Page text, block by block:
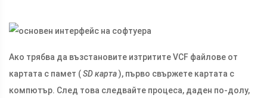
Ако трябва да възстановите изтритите VCF файлове от
картата с памет (SD карта), първо свържете картата с
компютър. След това следвайте процеса, даден по-долу,